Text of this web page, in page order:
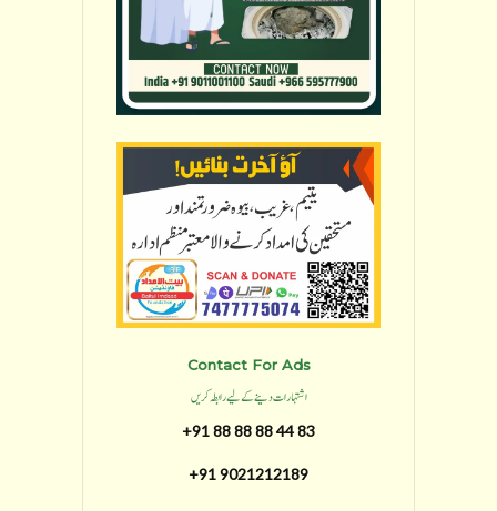
Contact For Ads
اشتہارات دینے کے لیے رابطہ کریں
+91 88 88 88 44 83
+91 9021212189